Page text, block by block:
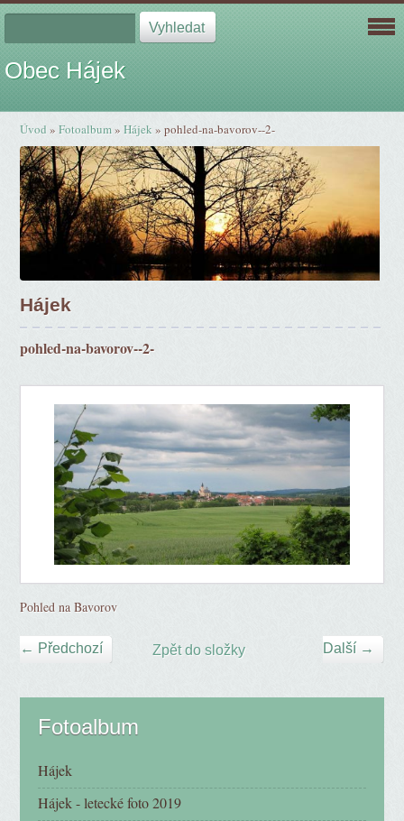
Obec Hájek
Úvod »Fotoalbum»Hájek »pohled-na-bavorov--2-
Hájek
pohled-na-bavorov--2-
Pohled na Bavorov
← Předchozí Další →
Zpět do složky
Fotoalbum
Hájek
Hájek - letecké foto 2019